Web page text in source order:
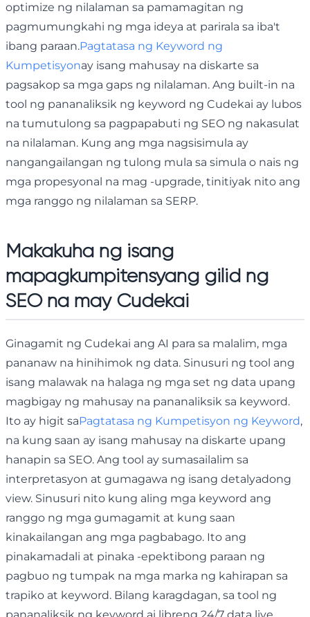
optimize ng nilalaman sa pamamagitan ng
pagmumungkahi ng mga ideya at parirala sa iba't
ibang paraan.Pagtatasa ng Keyword ng
Kumpetisyonay isang mahusay na diskarte sa
pagsakop sa mga gaps ng nilalaman. Ang built-in na
tool ng pananaliksik ng keyword ng Cudekai ay lubos
na tumutulong sa pagpapabuti ng SEO ng nakasulat
na nilalaman. Kung ang mga nagsisimula ay
nangangailangan ng tulong mula sa simula o nais ng
mga propesyonal na mag -upgrade, tinitiyak nito ang
mga ranggo ng nilalaman sa SERP.
Makakuha ng isang
mapagkumpitensyang gilid ng
SEO na may Cudekai
Ginagamit ng Cudekai ang AI para sa malalim, mga
pananaw na hinihimok ng data. Sinusuri ng tool ang
isang malawak na halaga ng mga set ng data upang
magbigay ng mahusay na pananaliksik sa keyword.
Ito ay higit saPagtatasa ng Kumpetisyon ng Keyword,
na kung saan ay isang mahusay na diskarte upang
hanapin sa SEO. Ang tool ay sumasailalim sa
interpretasyon at gumagawa ng isang detalyadong
view. Sinusuri nito kung aling mga keyword ang
ranggo ng mga gumagamit at kung saan
kinakailangan ang mga pagbabago. Ito ang
pinakamadali at pinaka -epektibong paraan ng
pagbuo ng tumpak na mga marka ng kahirapan sa
trapiko at keyword. Bilang karagdagan, sa tool ng